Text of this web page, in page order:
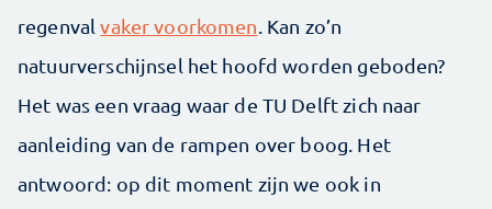
regenvalvaker voorkomen . Kan zo’n
natuurverschijnsel het hoofd worden geboden?
Het was een vraag waar de TU Delft zich naar
aanleiding van de rampen over boog. Het
antwoord: op dit moment zijn we ook in